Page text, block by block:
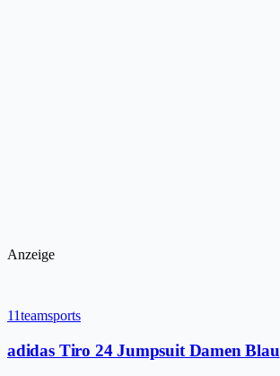
Anzeige
11teamsports
adidas Tiro 24 Jumpsuit Damen Blau